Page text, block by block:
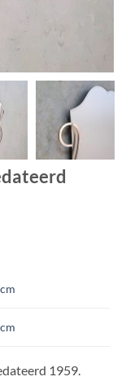
1959.